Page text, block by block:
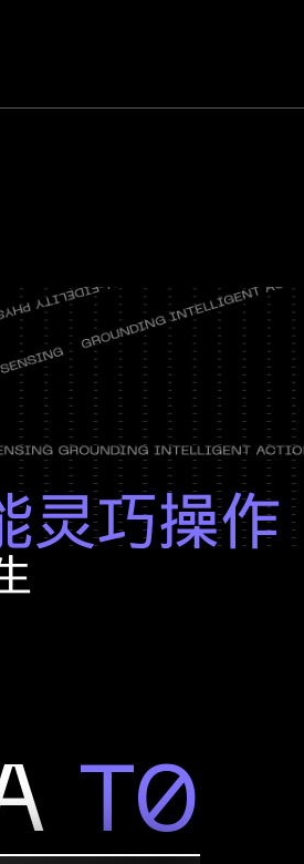
让机器人
灵巧操作
T0